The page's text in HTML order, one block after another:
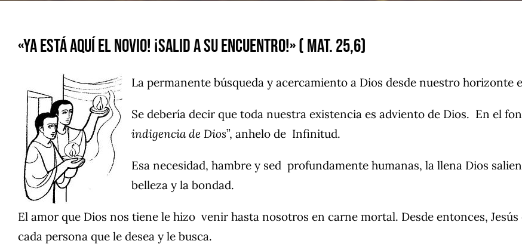
«Ya está aquí el novio! ¡Salid a su encuentro!» ( Mat. 25,6)
La permanente búsqueda y acercamiento a Dios desde nuestro
Se debería decir que toda nuestra existencia es adviento de Dios. En el
indigencia de Dios”, anhelo de Infinitud.
Esa necesidad, hambre y sed profundamente humanas, la llena Dios
belleza y la bondad.
El amor que Dios nos tiene le hizo venir hasta nosotros en carne mortal. Desde entonces,
cada persona que le desea y le busca.